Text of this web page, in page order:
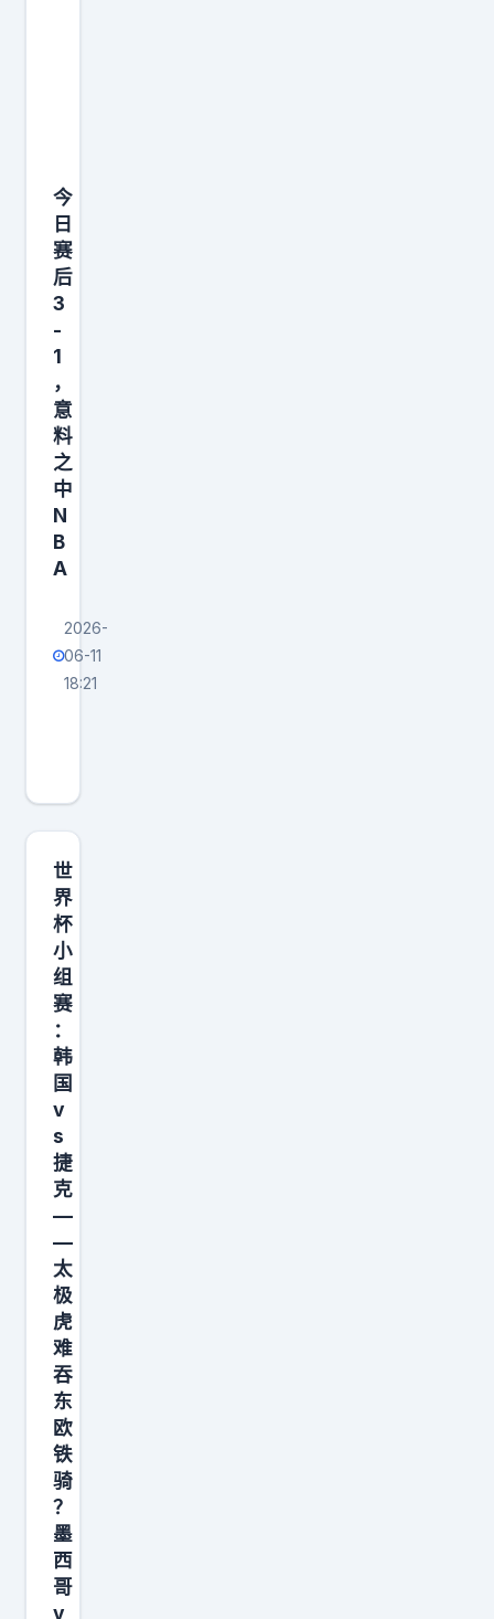
结
论
。
原
今
日
赛
后
3
-
1
，
意
料
之
中
N
B
A
2026-
06-11
18:21
后
3
-
1
，
意
料
之
中
N
B
A
世
界
杯
小
组
赛
：
韩
国
v
s
捷
克
—
—
太
极
虎
难
吞
东
欧
铁
骑
？
墨
西
哥
v